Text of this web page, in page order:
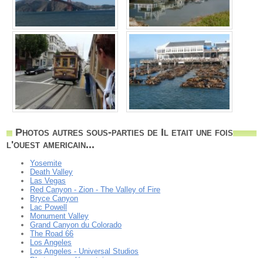
Photos autres sous-parties de Il etait une fois
l'ouest americain...
Yosemite
Death Valley
Las Vegas
Red Canyon - Zion - The Valley of Fire
Bryce Canyon
Lac Powell
Monument Valley
Grand Canyon du Colorado
The Road 66
Los Angeles
Los Angeles - Universal Studios